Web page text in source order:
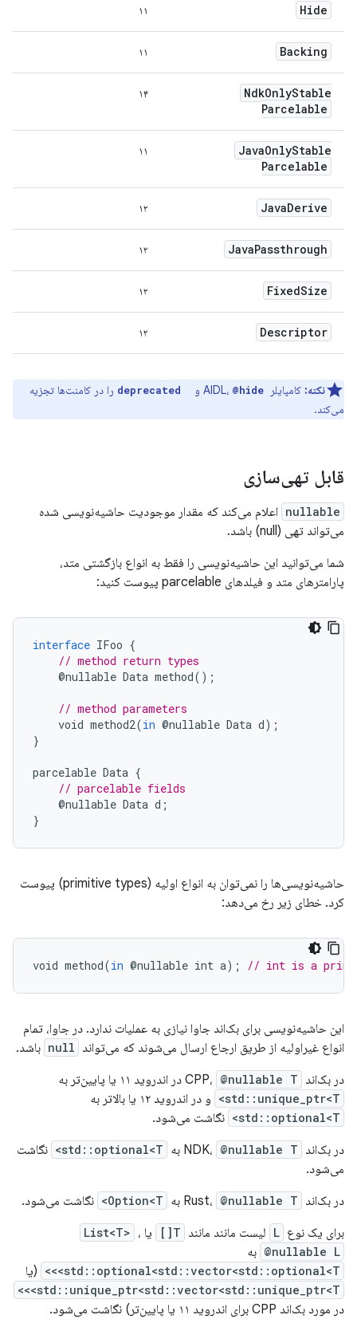
Hide ۱۱
Backing ۱۱
NdkOnlyStable
Parcelable
۱۴
JavaOnlyStable
Parcelable
۱۱
JavaDerive ۱۲
JavaPassthrough ۱۲
FixedSize ۱۲
Descriptor ۱۲
نکته: کامپایلر AIDL، @hide
‎ را در کامنت‌ها تجزیه
می‌کند.
قابل تهی‌سازی
nullable اعلام می‌کند که مقدار موجودیت حاشیه‌نویسی شده
می‌تواند تهی (null) باشد.
شما می‌توانید این حاشیه‌نویسی را فقط به انواع بازگشتی متد،
پارامترهای متد و فیلدهای parcelable پیوست کنید:
interface IFoo {
// method return types
@nullable Data method();
// method parameters
void method2(in @nullable Data d);
}
parcelable Data {
// parcelable fields
@nullable Data d ;
}
حاشیه‌نویسی‌ها را نمی‌توان به انواع اولیه (primitive types) پیوست
کرد. خطای زیر رخ می‌دهد:
void method(in @nullable int a); // int is a
این حاشیه‌نویسی برای بک‌اند جاوا نیازی به عملیات ندارد. در جاوا، تمام
انواع غیراولیه از طریق ارجاع ارسال می‌شوند که می‌تواند null باشد.
در بک‌اند CPP، @nullable T در اندروید ۱۱ یا پایین‌تر به
std::unique_ptr<T> و در اندروید ۱۲ یا بالاتر به
std::optional<T>
نگاشت می‌شود.
در بک‌اند NDK، @nullable T به std::optional<T>
نگاشت
می‌شود.
در بک‌اند Rust، @nullable T به Option<T>
نگاشت می‌شود.
برای یک نوع L لیست مانند مانند T[] یا List<T> ،
@nullable L به
std::optional<std::vector<std::optional<T>>> (یا
std::unique_ptr<std::vector<std::unique_ptr<T>>>
در مورد بک‌اند CPP برای اندروید ۱۱ یا پایین‌تر) نگاشت می‌شود.